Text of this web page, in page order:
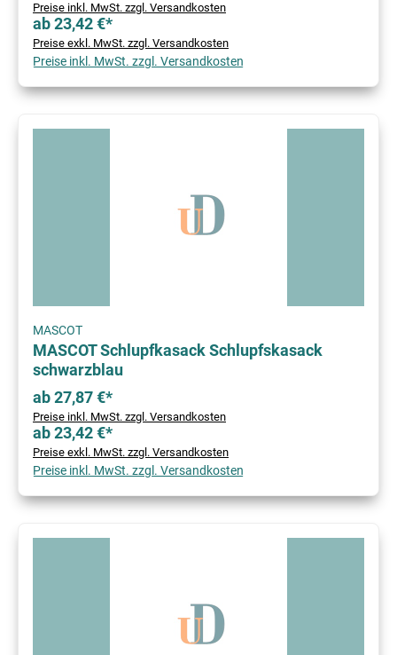
Preise inkl. MwSt. zzgl. Versandkosten
ab 23,42 €*
Preise exkl. MwSt. zzgl. Versandkosten
Preise inkl. MwSt. zzgl. Versandkosten
MASCOT
MASCOT Schlupfkasack Schlupfskasack
schwarzblau
ab 27,87 €*
Preise inkl. MwSt. zzgl. Versandkosten
ab 23,42 €*
Preise exkl. MwSt. zzgl. Versandkosten
Preise inkl. MwSt. zzgl. Versandkosten